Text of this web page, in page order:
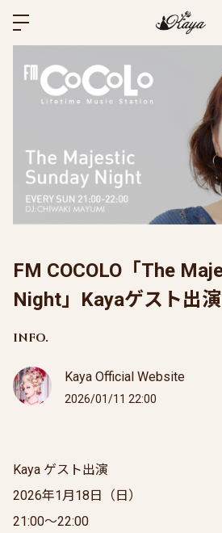
FM COCOLO「The
Night」Kayaゲスト出演
INFO.
Kaya Official Website
2026/01/11 22:00
Kaya ゲスト出演
2026年1月18日（日）
21:00〜22:00